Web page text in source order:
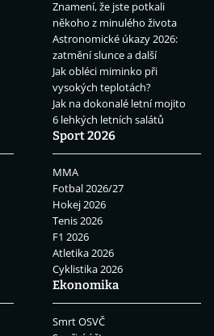
Znamení, že jste potkali
někoho z minulého života
Astronomické úkazy 2026:
zatmění slunce a další
Jak obléci miminko při
vysokých teplotách?
Jak na dokonalé letní mojito
6 lehkých letních salátů
Sport 2026
MMA
Fotbal 2026/27
Hokej 2026
Tenis 2026
F1 2026
Atletika 2026
Cyklistika 2026
Ekonomika
Smrt OSVČ